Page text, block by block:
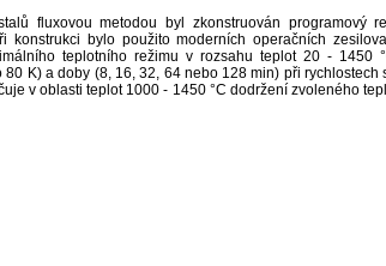
fluxovou metodou byl zkonstruován programový
konstrukci bylo použito moderních operačních
teplotního režimu v rozsahu teplot 20 - 1450
K) a doby (8, 16, 32, 64 nebo 128 min) při rychlostech
v oblasti teplot 1000 - 1450 °C dodržení zvoleného